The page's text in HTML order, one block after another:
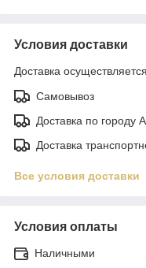
Условия доставки
Доставка
Самовывоз
Доставка по городу
Доставка
Все условия доставки
Условия оплаты
Наличными